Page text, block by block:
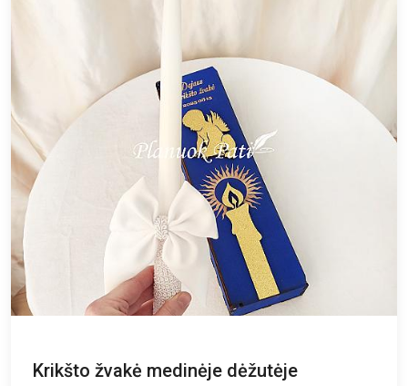
Krikšto žvakė medinėje dėžutėje